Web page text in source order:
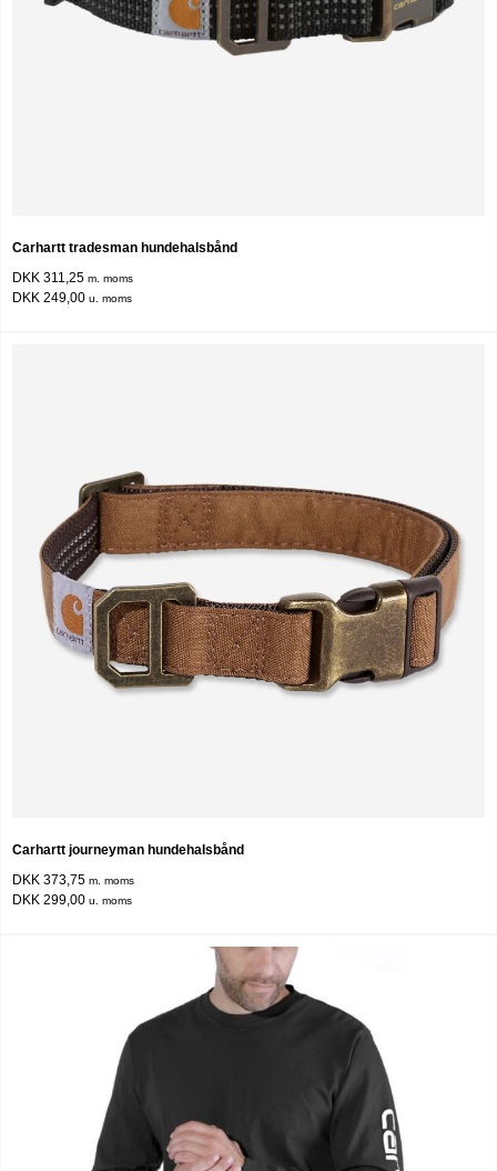
Carhartt tradesman hundehalsbånd
DKK 311,25 m. moms
DKK 249,00 u. moms
Carhartt journeyman hundehalsbånd
DKK 373,75 m. moms
DKK 299,00 u. moms